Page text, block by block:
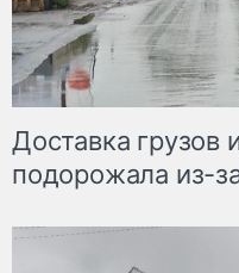
Доставка грузов
подорожала из-